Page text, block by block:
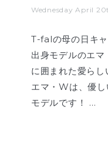
Wednesday April
T-falの母の日キ
出身モデルのエ
に囲まれた愛らし
エマ・Wは、優
モデルです！ …